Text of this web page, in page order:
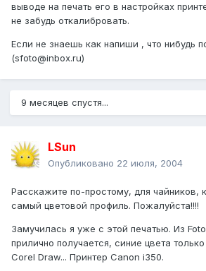
выводе на печать его в настройках
не забудь откалибровать.
Если не знаешь как напиши , что нибудь
(sfoto@inbox.ru)
9 месяцев спустя...
LSun
Опубликовано 22 июля, 2004
Расскажите по-простому, для чайников,
самый цветовой профиль. Пожалуйста!!!!
Замучилась я уже с этой печатью. Из
прилично получается, синие цвета
Corel Draw... Принтер Canon i350.